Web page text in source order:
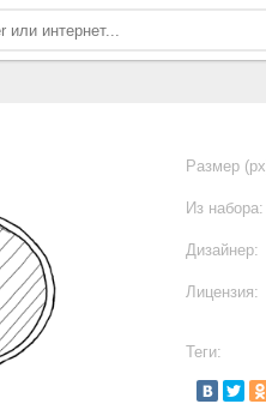
Размер
Из набора:
Дизайнер:
Лицензия:
Теги: